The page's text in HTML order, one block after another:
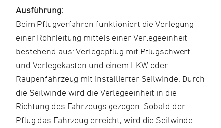
Ausführung:
Beim Pflugverfahren funktioniert die Verlegung
einer Rohrleitung mittels einer Verlegeeinheit
bestehend aus: Verlegepflug mit Pflugschwert
und Verlegekasten und einem LKW oder
Raupenfahrzeug mit installierter Seilwinde. Durch
die Seilwinde wird die Verlegeeinheit in die
Richtung des Fahrzeugs gezogen. Sobald der
Pflug das Fahrzeug erreicht, wird die Seilwinde